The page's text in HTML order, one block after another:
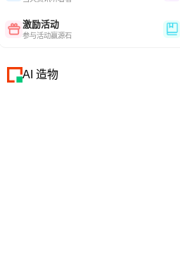
激励活动
参与活动赢源石
AI 造物